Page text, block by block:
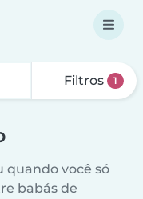
Filtros 1
quando você só
babás de